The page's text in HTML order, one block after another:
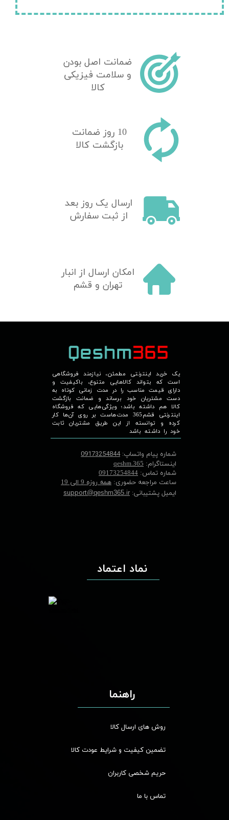
★
★ ★★★
ضمانت اصل بودن
و سلامت فیزیکی
کالا
10 روز ضمانت
بازگشت کالا
​ارسال یک روز بعد
از ثبت سفارش
امکان ارسال از انبار
تهران و قشم
یک خرید اینترنتی مطمئن، نیازمند فروشگاهی
است که بتواند کالاهایی متنوع، باکیفیت و
دارای قیمت مناسب را در مدت زمانی کوتاه به
دست مشتریان خود برساند و ضمانت بازگشت
کالا هم داشته باشد؛ ویژگی‌هایی که فروشگاه
اینترنتی قشم365 مدت‌هاست بر روی آن‌ها کار
کرده و توانسته از این طریق مشتریان ثابت
خود را داشته باشد
شماره پیام واتساپ:09173254844
اینستاگرام: qeshm.365
شماره تماس: 09173254844
ساعت مراجعه حضوری: همه روزه 9 الی 19
ایمیل پشتیبانی: support@qeshm365.ir
نماد اعتماد
راهنما
روش های ارسال کالا
تضمین کیفیت و شرایط عودت کالا
حریم شخصی کاربران
تماس با ما